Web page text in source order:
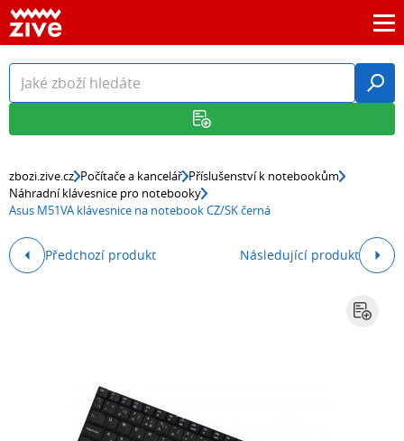
zbozi.zive.cz Počítače a kancelář Příslušenství k notebookům
Náhradní klávesnice pro notebooky
Asus M51VA klávesnice na notebook CZ/SK černá
Předchozí produkt Následující produkt